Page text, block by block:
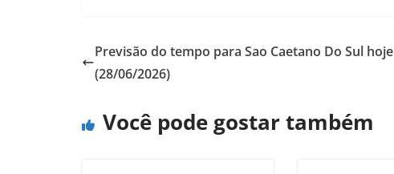
Previsão do tempo para Sao Caetano Do Sul hoje
(28/06/2026)
Você pode gostar também